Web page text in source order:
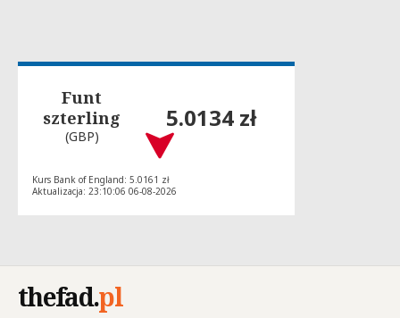
Funt
szterling
(GBP)
5.0134 zł
Kurs Bank of England: 5.0161 zł
Aktualizacja: 23:10:06 06-08-2026
thefad.pl